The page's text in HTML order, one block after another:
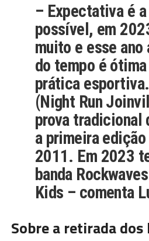
– Expectativa é
possível, em
muito e esse ano
do tempo é
prática
(Night Run
prova tradicional
a primeira
2011. Em 2023
banda
Kids – comenta
Sobre a retirada